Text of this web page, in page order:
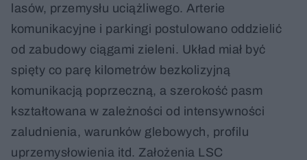
lasów, przemysłu uciążliwego. Arterie
komunikacyjne i parkingi postulowano oddzielić
od zabudowy ciągami zieleni. Układ miał być
spięty co parę kilometrów bezkolizyjną
komunikacją poprzeczną, a szerokość pasm
kształtowana w zależności od intensywności
zaludnienia, warunków glebowych, profilu
uprzemysłowienia itd. Założenia LSC